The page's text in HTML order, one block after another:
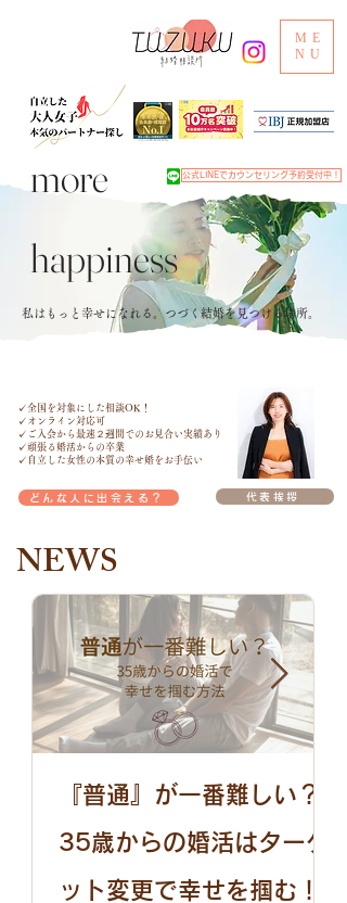
ME
NU
more
happiness
公式LINEでカウンセリング予約受付中！
私はもっと幸せになれる。つづく結婚を見つける場所。
✓全国を対象にした相談OK！
✓オンライン対応可
✓​ご入会から最速２週間での お見合い実績あり
✓​頑張る婚活からの卒業
✓​自立した女性の本質の幸せ婚をお手伝い
どんな人に出会える？ 代表挨拶
​NEWS
『普通』が一番難しい？
35歳からの婚活はターゲ
ット変更で幸せを掴む！